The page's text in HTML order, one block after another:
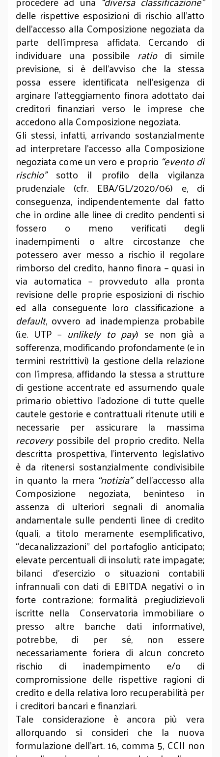
delle rispettive esposizioni di rischio all’atto
dell’accesso alla Composizione negoziata da
parte dell’impresa affidata. Cercando di
individuare una possibile ratiodi simile
previsione, si è dell’avviso che la stessa
possa essere identificata nell’esigenza di
arginare l’atteggiamento finora adottato dai
creditori finanziari verso le imprese che
accedono alla Composizione negoziata.
Gli stessi, infatti, arrivando sostanzialmente
ad interpretare l’accesso alla Composizione
negoziata come un vero e proprio “evento di
rischio”sotto il profilo della vigilanza
prudenziale (cfr. EBA/GL/2020/06) e, di
conseguenza, indipendentemente dal fatto
che in ordine alle linee di credito pendenti si
fossero o meno verificati degli
inadempimenti o altre circostanze che
potessero aver messo a rischio il regolare
rimborso del credito, hanno finora – quasi in
via automatica – provveduto alla pronta
revisione delle proprie esposizioni di rischio
ed alla conseguente loro classificazione a
default, ovvero ad inadempienza probabile
(i.e. UTP – unlikely to pay) se non già a
sofferenza, modificando profondamente (e in
termini restrittivi) la gestione della relazione
con l’impresa, affidando la stessa a strutture
di gestione accentrate ed assumendo quale
primario obiettivo l’adozione di tutte quelle
cautele gestorie e contrattuali ritenute utili e
necessarie per assicurare la massima
recoverypossibile del proprio credito. Nella
descritta prospettiva, l’intervento legislativo
è da ritenersi sostanzialmente condivisibile
in quanto la mera “notizia”dell’accesso alla
Composizione negoziata, beninteso in
assenza di ulteriori segnali di anomalia
andamentale sulle pendenti linee di credito
(quali, a titolo meramente esemplificativo,
“decanalizzazioni” del portafoglio anticipato;
elevate percentuali di insoluti; rate impagate;
bilanci d’esercizio o situazioni contabili
infrannuali con dati di EBITDA negativi o in
forte contrazione; formalità pregiudizievoli
iscritte nella Conservatoria immobiliare o
presso altre banche dati informative),
potrebbe, di per sé, non essere
necessariamente foriera di alcun concreto
rischio di inadempimento e/o di
compromissione delle rispettive ragioni di
credito e della relativa loro recuperabilità per
i creditori bancari e finanziari.
Tale considerazione è ancora più vera
allorquando si consideri che la nuova
formulazione dell’art. 16, comma 5, CCII non